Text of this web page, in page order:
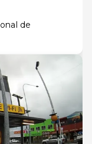
de